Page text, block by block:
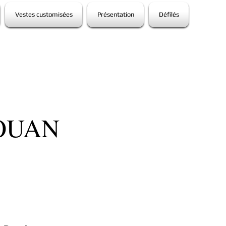
Vestes customisées Présentation Défilés